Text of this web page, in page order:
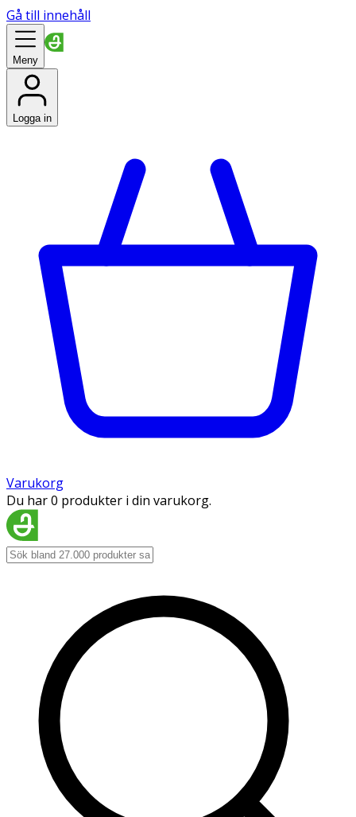
Gå till innehåll
Meny
Logga in
Varukorg
Du har 0 produkter i din varukorg.